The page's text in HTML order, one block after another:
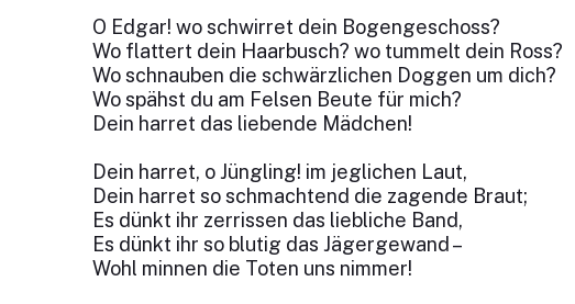
O Edgar! wo schwirret dein Bogengeschoss?
Wo flattert dein Haarbusch? wo tummelt dein Ross?
Wo schnauben die schwärzlichen Doggen um dich?
Wo spähst du am Felsen Beute für mich?
Dein harret das liebende Mädchen!
Dein harret, o Jüngling! im jeglichen Laut,
Dein harret so schmachtend die zagende Braut;
Es dünkt ihr zerrissen das liebliche Band,
Es dünkt ihr so blutig das Jägergewand –
Wohl minnen die Toten uns nimmer!